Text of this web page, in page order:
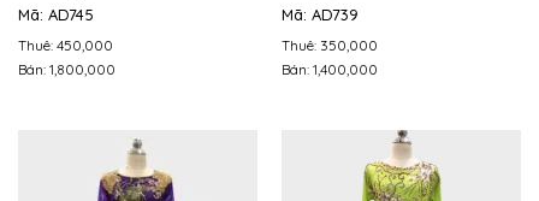
Mã: AD745
Thuê: 450,000
Bán: 1,800,000
Mã: AD739
Thuê: 350,000
Bán: 1,400,000